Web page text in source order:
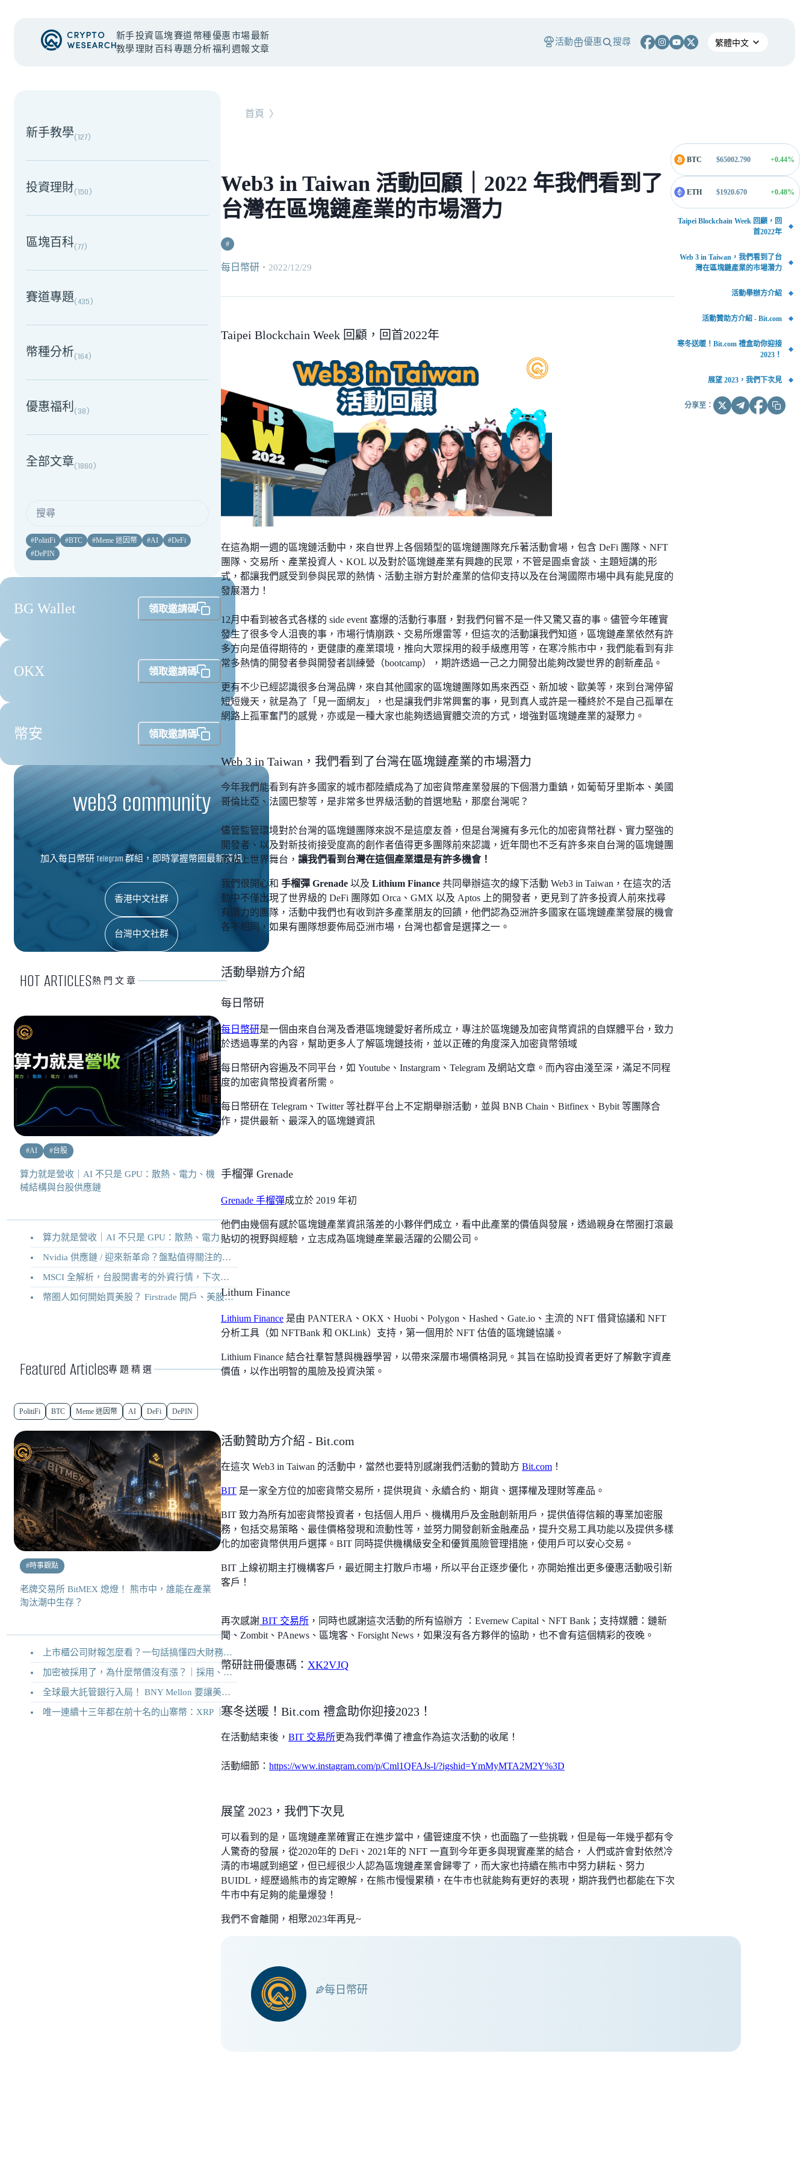
新手
教學
投資
理財
區塊
百科
賽道
專題
幣種
分析
優惠
福利
市場
週報
最新
文章
活動 優惠 搜尋
NEW EVENT
新手教學(127)
投資理財(150)
區塊百科(77)
賽道專題(435)
幣種分析(164)
優惠福利(38)
全部文章(1860)
#PolitiFi #BTC #Meme 迷因幣 #AI #DeFi
#DePIN
BG Wallet 領取邀請碼
OKX 領取邀請碼
幣安 領取邀請碼
web3 community
加入每日幣研 Telegram 群組，即時掌握幣圈最新資訊
香港中文社群
台灣中文社群
HOT ARTICLES熱門文章
#AI #台股
算力就是營收｜AI 不只是 GPU：散熱、電力、機
械結構與台股供應鏈
算力就是營收｜AI 不只是 GPU：散熱、電力、機械結構與台股供應鏈
Nvidia 供應鏈 / 迎來新革命？盤點值得關注的二十家供應鏈企業
MSCI 全解析，台股開書考的外資行情，下次調整你準備好了嗎？
幣圈人如何開始買美股？ Firstrade 開戶、美股交易機制完整教學
Featured Articles專題精選
PolitiFi BTC Meme 迷因幣 AI DeFi DePIN
#時事觀點
老牌交易所 BitMEX 熄燈！ 熊市中，誰能在產業
淘汰潮中生存？
上市櫃公司財報怎麼看？一句話搞懂四大財務報表
加密被採用了，為什麼幣價沒有漲？｜採用、收入與代幣價值捕獲
全球最大託管銀行入局！ BNY Mellon 要讓美債交易 24/7 不打烊
唯一連續十三年都在前十名的山寨幣：XRP ｜Ripple 2026 介紹
首頁 〉
Web3 in Taiwan 活動回顧｜2022 年我們看到了
台灣在區塊鏈產業的市場潛力
#
每日幣研 ・ 2022/12/29
Taipei Blockchain Week 回顧，回首2022年
在這為期一週的區塊鏈活動中，來自世界上各個類型的區塊鏈團隊充斥著活動會場，包含 DeFi 團隊、NFT
團隊、交易所、產業投資人、KOL 以及對於區塊鏈產業有興趣的民眾，不管是圓桌會談、主題短講的形
式，都讓我們感受到參與民眾的熱情、活動主辦方對於產業的信仰支持以及在台灣國際市場中具有能見度的
發展潛力！
12月中看到被各式各樣的 side event 塞爆的活動行事曆，對我們何嘗不是一件又驚又喜的事。儘管今年確實
發生了很多令人沮喪的事，市場行情崩跌、交易所爆雷等，但這次的活動讓我們知道，區塊鏈產業依然有許
多方向是值得期待的，更健康的產業環境，推向大眾採用的殺手級應用等，在寒冷熊市中，我們能看到有非
常多熱情的開發者參與開發者訓練營（bootcamp），期許透過一己之力開發出能夠改變世界的創新產品。
更有不少已經認識很多台灣品牌，來自其他國家的區塊鏈團隊如馬來西亞、新加坡、歐美等，來到台灣停留
短短幾天，就是為了「見一面網友」，也是讓我們非常興奮的事，見到真人或許是一種終於不是自己孤單在
網路上孤軍奮鬥的感覺，亦或是一種大家也能夠透過實體交流的方式，增強對區塊鏈產業的凝聚力。
Web 3 in Taiwan，我們看到了台灣在區塊鏈產業的市場潛力
今年我們能看到有許多國家的城市都陸續成為了加密貨幣產業發展的下個潛力重鎮，如葡萄牙里斯本、美國
哥倫比亞、法國巴黎等，是非常多世界級活動的首選地點，那麼台灣呢？
儘管監管環境對於台灣的區塊鏈團隊來說不是這麼友善，但是台灣擁有多元化的加密貨幣社群、實力堅強的
開發者、以及對新技術接受度高的創作者值得更多團隊前來認識，近年間也不乏有許多來自台灣的區塊鏈團
隊站上世界舞台， 讓我們看到台灣在這個產業還是有許多機會！
我們很開心和 手榴彈 Grenade 以及 Lithium Finance 共同舉辦這次的線下活動 Web3 in Taiwan，在這次的活
動中不僅出現了世界級的 DeFi 團隊如 Orca、GMX 以及 Aptos 上的開發者，更見到了許多投資人前來找尋
有潛力的團隊，活動中我們也有收到許多產業朋友的回饋，他們認為亞洲許多國家在區塊鏈產業發展的機會
各不相同，如果有團隊想要佈局亞洲市場，台灣也都會是選擇之一。
活動舉辦方介紹
每日幣研
每日幣研是一個由來自台灣及香港區塊鏈愛好者所成立，專注於區塊鏈及加密貨幣資訊的自媒體平台，致力
於透過專業的內容，幫助更多人了解區塊鏈技術，並以正確的角度深入加密貨幣領域
每日幣研內容遍及不同平台，如 Youtube、Instargram、Telegram 及網站文章。而內容由淺至深，滿足不同程
度的加密貨幣投資者所需。
每日幣研在 Telegram、Twitter 等社群平台上不定期舉辦活動，並與 BNB Chain、Bitfinex、Bybit 等團隊合
作，提供最新、最深入的區塊鏈資訊
手榴彈 Grenade
Grenade 手榴彈成立於 2019 年初
他們由幾個有感於區塊鏈產業資訊落差的小夥伴們成立，看中此產業的價值與發展，透過親身在幣圈打滾最
貼切的視野與經驗，立志成為區塊鏈產業最活躍的公關公司。
Lithum Finance
Lithium Finance 是由 PANTERA、OKX、Huobi、Polygon、Hashed、Gate.io、主流的 NFT 借貸協議和 NFT
分析工具（如 NFTBank 和 OKLink）支持，第一個用於 NFT 估值的區塊鏈協議。
Lithium Finance 結合社羣智慧與機器學習，以帶來深層市場價格洞見。其旨在協助投資者更好了解數字資產
價值，以作出明智的風險及投資決策。
活動贊助方介紹 - Bit.com
在這次 Web3 in Taiwan 的活動中，當然也要特別感謝我們活動的贊助方 Bit.com ！
BIT 是一家全方位的加密貨幣交易所，提供現貨、永續合約、期貨、選擇權及理財等產品。
BIT 致力為所有加密貨幣投資者，包括個人用戶、機構用戶及金融創新用戶，提供值得信賴的專業加密服
務，包括交易策略、最佳價格發現和流動性等，並努力開發創新金融產品，提升交易工具功能以及提供多樣
化的加密貨幣供用戶選擇。BIT 同時提供機構級安全和優質風險管理措施，使用戶可以安心交易。
BIT 上線初期主打機構客戶，最近開主打散戶市場，所以平台正逐步優化，亦開始推出更多優惠活動吸引新
客戶！
再次感謝 BIT 交易所 ，同時也感謝這次活動的所有協辦方 ：Evernew Capital、NFT Bank；支持媒體：鏈新
聞、Zombit、PAnews、區塊客、Forsight News，如果沒有各方夥伴的協助，也不會有這個精彩的夜晚。
幣研註冊優惠碼： XK2VJQ
寒冬送暖！Bit.com 禮盒助你迎接2023！
在活動結束後， BIT 交易所更為我們準備了禮盒作為這次活動的收尾！
活動細節： https://www.instagram.com/p/Cml1QFAJs-l/?igshid=YmMyMTA2M2Y%3D
展望 2023，我們下次見
可以看到的是，區塊鏈產業確實正在進步當中，儘管速度不快，也面臨了一些挑戰，但是每一年幾乎都有令
人驚奇的發展，從2020年的 DeFi、2021年的 NFT 一直到今年更多與現實產業的結合， 人們或許會對依然冷
清的市場感到絕望，但已經很少人認為區塊鏈產業會歸零了，而大家也持續在熊市中努力耕耘、努力
BUIDL，經歷過熊市的肯定瞭解，在熊市慢慢累積，在牛市也就能夠有更好的表現，期許我們也都能在下次
牛市中有足夠的能量爆發！
我們不會離開，相聚2023年再見~
每日幣研
BTC $65002.790 +0.44%
ETH $1920.670 +0.48%
Taipei Blockchain Week 回顧，回
首2022年
Web 3 in Taiwan，我們看到了台
灣在區塊鏈產業的市場潛力
活動舉辦方介紹
活動贊助方介紹 - Bit.com
寒冬送暖！Bit.com 禮盒助你迎接
2023！
展望 2023，我們下次見
分享至：